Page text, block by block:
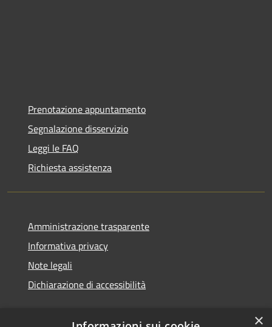
Prenotazione appuntamento
Segnalazione disservizio
Leggi le FAQ
Richiesta assistenza
Amministrazione trasparente
Informativa privacy
Note legali
Dichiarazione di accessibilità
×